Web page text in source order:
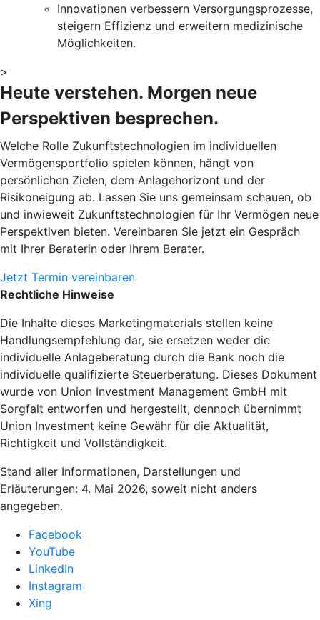
Innovationen verbessern Versorgungsprozesse,
steigern Effizienz und erweitern medizinische
Möglichkeiten.
>
Heute verstehen. Morgen neue
Perspektiven besprechen.
Welche Rolle Zukunftstechnologien im individuellen
Vermögensportfolio spielen können, hängt von
persönlichen Zielen, dem Anlagehorizont und der
Risikoneigung ab. Lassen Sie uns gemeinsam schauen, ob
und inwieweit Zukunftstechnologien für Ihr Vermögen neue
Perspektiven bieten. Vereinbaren Sie jetzt ein Gespräch
mit Ihrer Beraterin oder Ihrem Berater.
Jetzt Termin vereinbaren
Rechtliche Hinweise
Die Inhalte dieses Marketingmaterials stellen keine
Handlungsempfehlung dar, sie ersetzen weder die
individuelle Anlageberatung durch die Bank noch die
individuelle qualifizierte Steuerberatung. Dieses Dokument
wurde von Union Investment Management GmbH mit
Sorgfalt entworfen und hergestellt, dennoch übernimmt
Union Investment keine Gewähr für die Aktualität,
Richtigkeit und Vollständigkeit.
Stand aller Informationen, Darstellungen und
Erläuterungen: 4. Mai 2026, soweit nicht anders
angegeben.
Facebook
YouTube
LinkedIn
Instagram
Xing